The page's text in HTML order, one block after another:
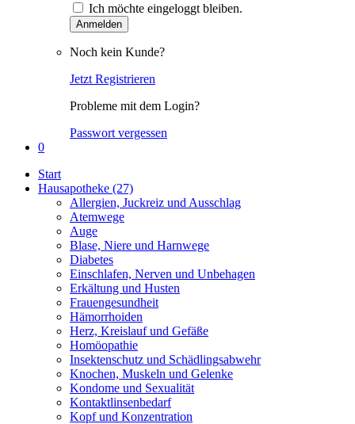
Ich möchte eingeloggt bleiben.
Anmelden
Noch kein Kunde?
Jetzt Registrieren
Probleme mit dem Login?
Passwort vergessen
0
Start
Hausapotheke (27)
Allergien, Juckreiz und Ausschlag
Atemwege
Auge
Blase, Niere und Harnwege
Diabetes
Einschlafen, Nerven und Unbehagen
Erkältung und Husten
Frauengesundheit
Hämorrhoiden
Herz, Kreislauf und Gefäße
Homöopathie
Insektenschutz und Schädlingsabwehr
Knochen, Muskeln und Gelenke
Kondome und Sexualität
Kontaktlinsenbedarf
Kopf und Konzentration